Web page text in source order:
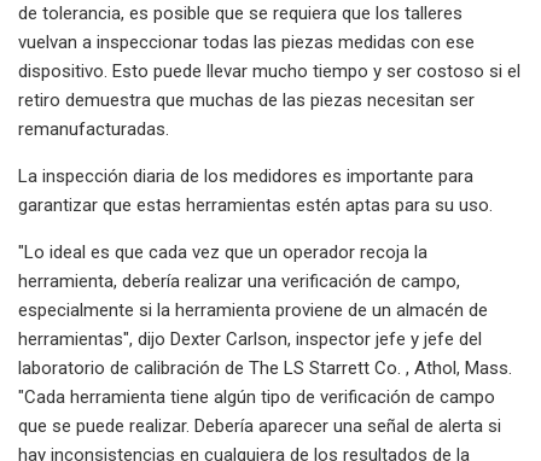
de tolerancia, es posible que se requiera que los talleres
vuelvan a inspeccionar todas las piezas medidas con ese
dispositivo. Esto puede llevar mucho tiempo y ser costoso si el
retiro demuestra que muchas de las piezas necesitan ser
remanufacturadas.
La inspección diaria de los medidores es importante para
garantizar que estas herramientas estén aptas para su uso.
"Lo ideal es que cada vez que un operador recoja la
herramienta, debería realizar una verificación de campo,
especialmente si la herramienta proviene de un almacén de
herramientas", dijo Dexter Carlson, inspector jefe y jefe del
laboratorio de calibración de The LS Starrett Co. , Athol, Mass.
"Cada herramienta tiene algún tipo de verificación de campo
que se puede realizar. Debería aparecer una señal de alerta si
hay inconsistencias en cualquiera de los resultados de la